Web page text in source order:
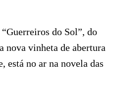
do Sol”, do
nova vinheta de abertura
está no ar na novela das